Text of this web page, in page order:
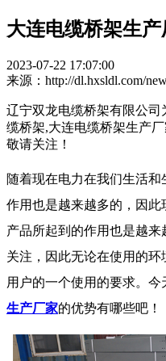
大连电缆桥架生
2023-07-22 17:07:00
来源：http://dl.hxsldl.com/
辽宁双龙电缆桥架有限公司
缆桥架,大连电缆桥架生产
敬请关注！
随着现在电力在我们生活
作用也是越来越多的，因此
产品所起到的作用也是越
关注，因此无论在使用的
用户的一个使用的要求。
生产厂家的优势有哪些吧！